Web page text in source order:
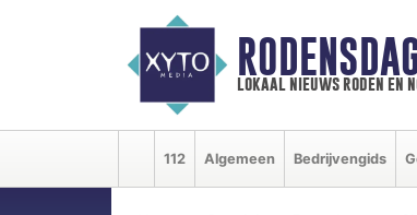
lokaal nieuws roden en
112 Algemeen Bedrijvengids